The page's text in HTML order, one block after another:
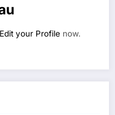
Edit your Profile now.